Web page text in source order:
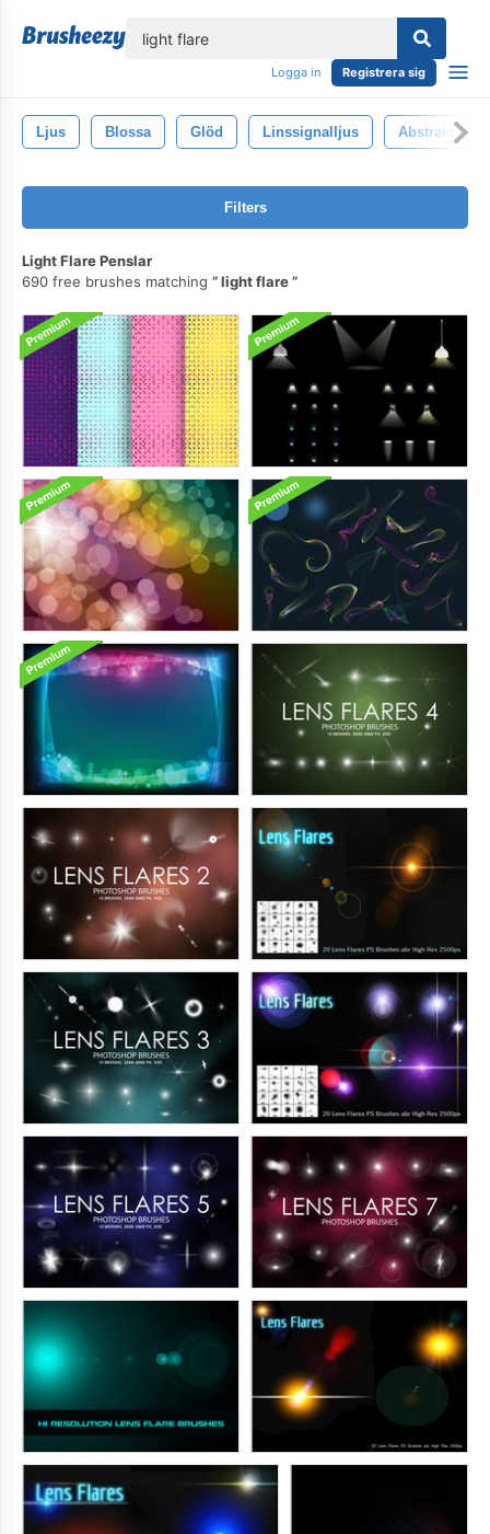
Logga in Registrera sig
Ljus Blossa Glöd Linssignalljus Abstrakt
Filters
Light Flare Penslar
690 free brushes matching
light flare